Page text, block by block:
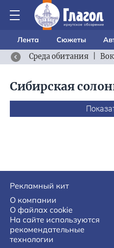
Лента Сюжеты
Среда обитания
Сибирская
Рекламный кит
О компании
О файлах cookie
На сайте используются
рекомендательные
технологии